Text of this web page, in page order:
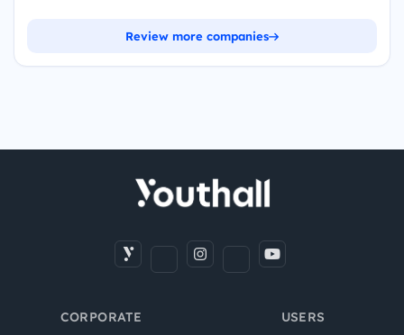
Review more companies
CORPORATE USERS